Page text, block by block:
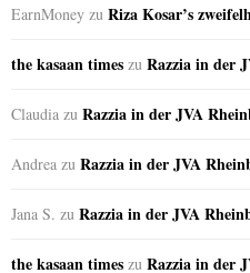
EarnMoney zu Riza Kosar’s
the kasaan times zu Razzia in der
Claudia zu Razzia in der JVA
Andrea zu Razzia in der JVA
Jana S. zu Razzia in der JVA
the kasaan times zu Razzia in der